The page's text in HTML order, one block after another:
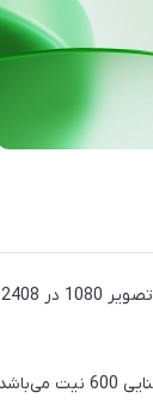
ریلمی در پنل جلویی این گوشی یک صفحه‌نمایش 6.6 اینچی از نوع IPS LCD قرار داده‌است که از وضوح تصویر 1080 در 2408